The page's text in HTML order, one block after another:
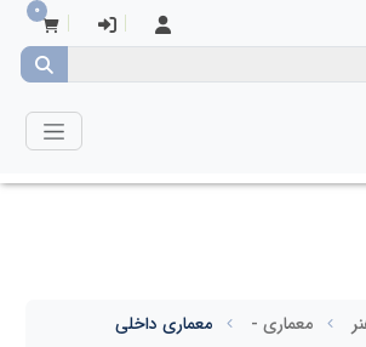
0
معماری - معماری داخلی